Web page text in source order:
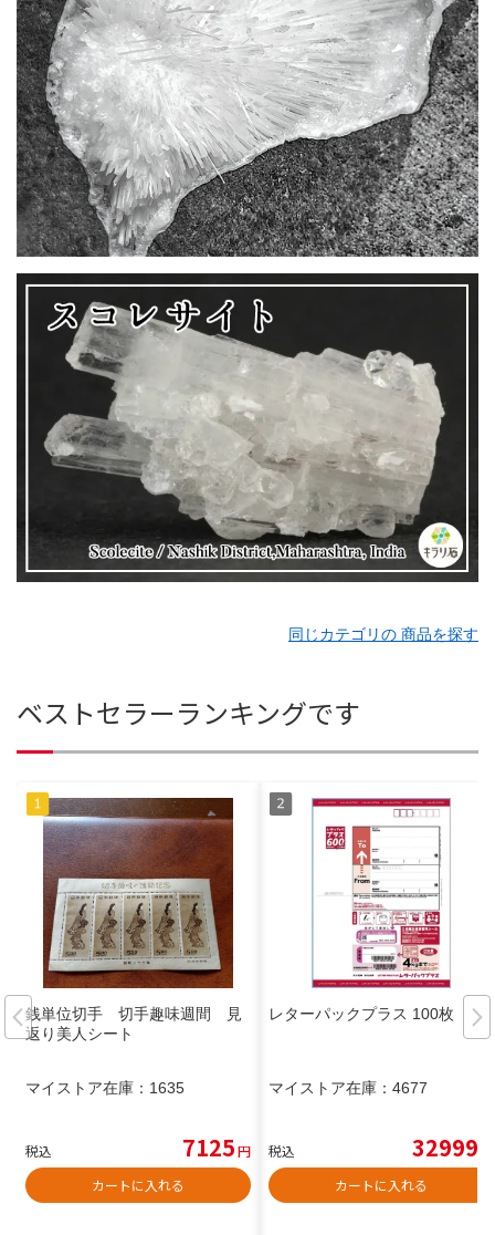
同じカテゴリの 商品を探す
ベストセラーランキングです
銭単位切手 切手趣味週間 見
返り美人シート
マイストア在庫： 1635
税込 7125円
カートに入れる
レターパックプラス 100枚
マイストア在庫： 4677
税込 32999
カートに入れる